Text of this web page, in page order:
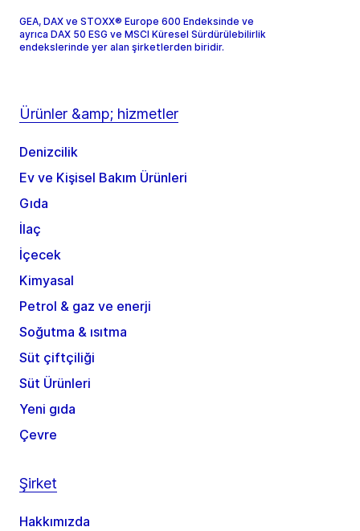
GEA, DAX ve STOXX® Europe 600 Endeksinde ve
ayrıca DAX 50 ESG ve MSCI Küresel Sürdürülebilirlik
endekslerinde yer alan şirketlerden biridir.
Ürünler &amp; hizmetler
Denizcilik
Ev ve Kişisel Bakım Ürünleri
Gıda
İlaç
İçecek
Kimyasal
Petrol & gaz ve enerji
Soğutma & ısıtma
Süt çiftçiliği
Süt Ürünleri
Yeni gıda
Çevre
Şirket
Hakkımızda